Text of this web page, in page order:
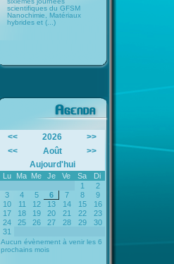
scientifiques du GFSM
Nanochimie, Matériaux
hybrides et (...)
<< 2026
>>
<<
Août
>>
Aujourd'hui
Lu Ma Me Je Ve Sa
Di
1
2
3
4 5 6 7 8
9
10
11 12 13 14 15
16
17
18 19 20 21 22
23
24
25 26 27 28 29
30
31
Aucun évènement à venir les 6
prochains mois